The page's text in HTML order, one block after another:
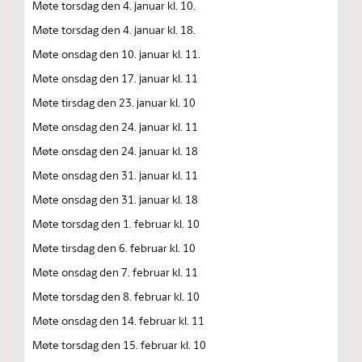
Møte torsdag den 4. januar kl. 10.
Møte torsdag den 4. januar kl. 18.
Møte onsdag den 10. januar kl. 11.
Møte onsdag den 17. januar kl. 11
Møte tirsdag den 23. januar kl. 10
Møte onsdag den 24. januar kl. 11
Møte onsdag den 24. januar kl. 18
Møte onsdag den 31. januar kl. 11
Møte onsdag den 31. januar kl. 18
Møte torsdag den 1. februar kl. 10
Møte tirsdag den 6. februar kl. 10
Møte onsdag den 7. februar kl. 11
Møte torsdag den 8. februar kl. 10
Møte onsdag den 14. februar kl. 11
Møte torsdag den 15. februar kl. 10